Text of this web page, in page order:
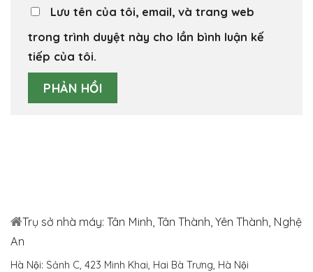
Lưu tên của tôi, email, và trang web
trong trình duyệt này cho lần bình luận kế
tiếp của tôi.
Trụ sở nhà máy: Tân Minh, Tân Thành, Yên Thành, Nghệ
An
Hà Nội: Sảnh C, 423 Minh Khai, Hai Bà Trưng, Hà Nội